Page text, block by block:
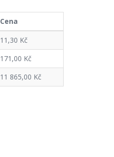
Cena
11,30 Kč
171,00 Kč
11 865,00 Kč